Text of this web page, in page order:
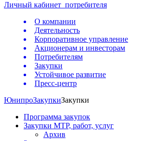
Личный кабинет потребителя
О компании
Деятельность
Корпоративное управление
Акционерам и инвесторам
Потребителям
Закупки
Устойчивое развитие
Пресс-центр
ЮнипроЗакупкиЗакупки
Программа закупок
Закупки МТР, работ, услуг
Архив